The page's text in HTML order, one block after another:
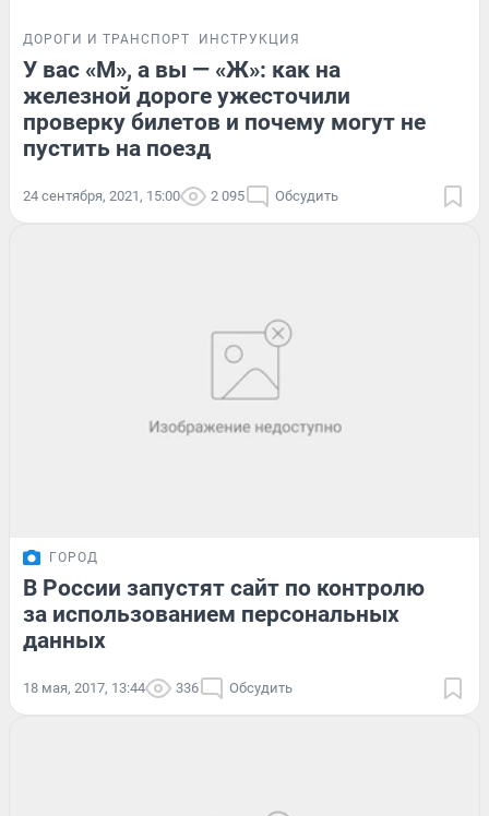
ДОРОГИ И ТРАНСПОРТ ИНСТРУКЦИЯ
У вас «М», а вы — «Ж»: как на
железной дороге ужесточили
проверку билетов и почему могут не
пустить на поезд
24 сентября, 2021, 15:00 2 095 Обсудить
ГОРОД
В России запустят сайт по контролю
за использованием персональных
данных
18 мая, 2017, 13:44 336 Обсудить